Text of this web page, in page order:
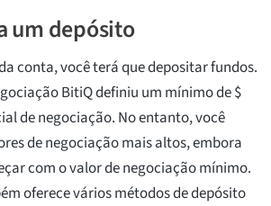
um depósito
conta, você terá que depositar fundos.
BitiQ definiu um mínimo de $
de negociação. No entanto, você
de negociação mais altos, embora
com o valor de negociação mínimo.
oferece vários métodos de depósito